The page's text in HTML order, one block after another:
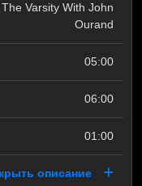
The Varsity With John
Ourand
05:00
06:00
01:00
описание